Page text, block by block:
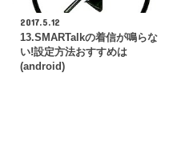
2017.5.12
13.SMARTalkの着信が鳴らな
い!設定方法おすすめは
(android)